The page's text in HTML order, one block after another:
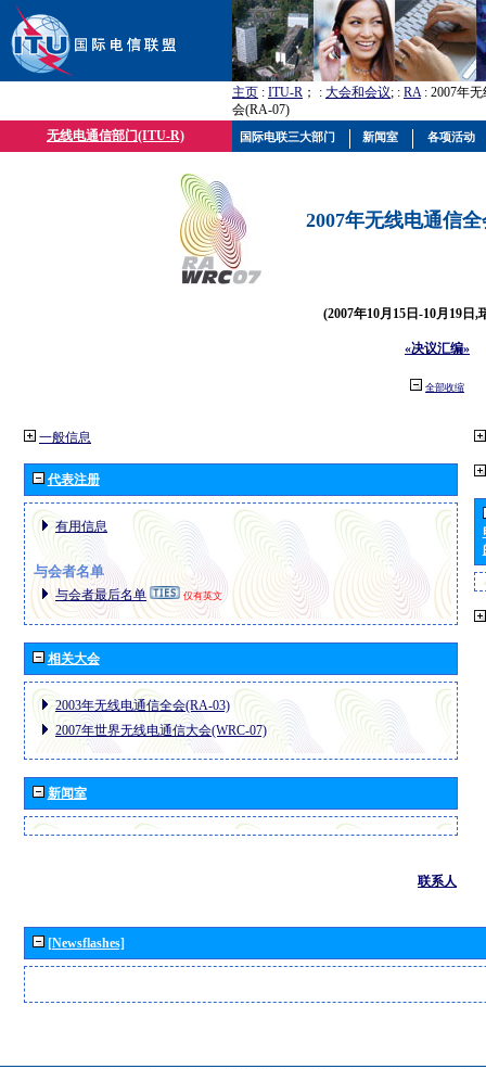
主页 : ITU-R ； : 大会和会议; : RA: 2007年
会(RA-07)
无线电通信部门(ITU-R)
2007年无线电通信
(2007年10月15日-10月19日,
«决议汇编»
全部收缩
一般信息
代表注册
有用信息
与会者名单
与会者最后名单 仅有英文
相关大会
2003年无线电通信全会(RA-03)
2007年世界无线电通信大会(WRC-07)
新闻室
联系人
[Newsflashes]
国际电联三大部门 新闻室 各项活动